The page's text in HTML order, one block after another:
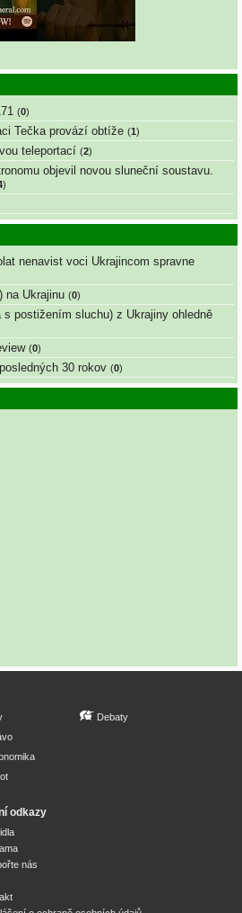
(0)
Tečka provází obtíže (1)
teleportací (2)
objevil novou sluneční soustavu.
)
nenavist voci Ukrajincom spravne
na Ukrajinu (0)
postižením sluchu) z Ukrajiny ohledně
(0)
30 rokov (0)
Debaty
odkazy
nás